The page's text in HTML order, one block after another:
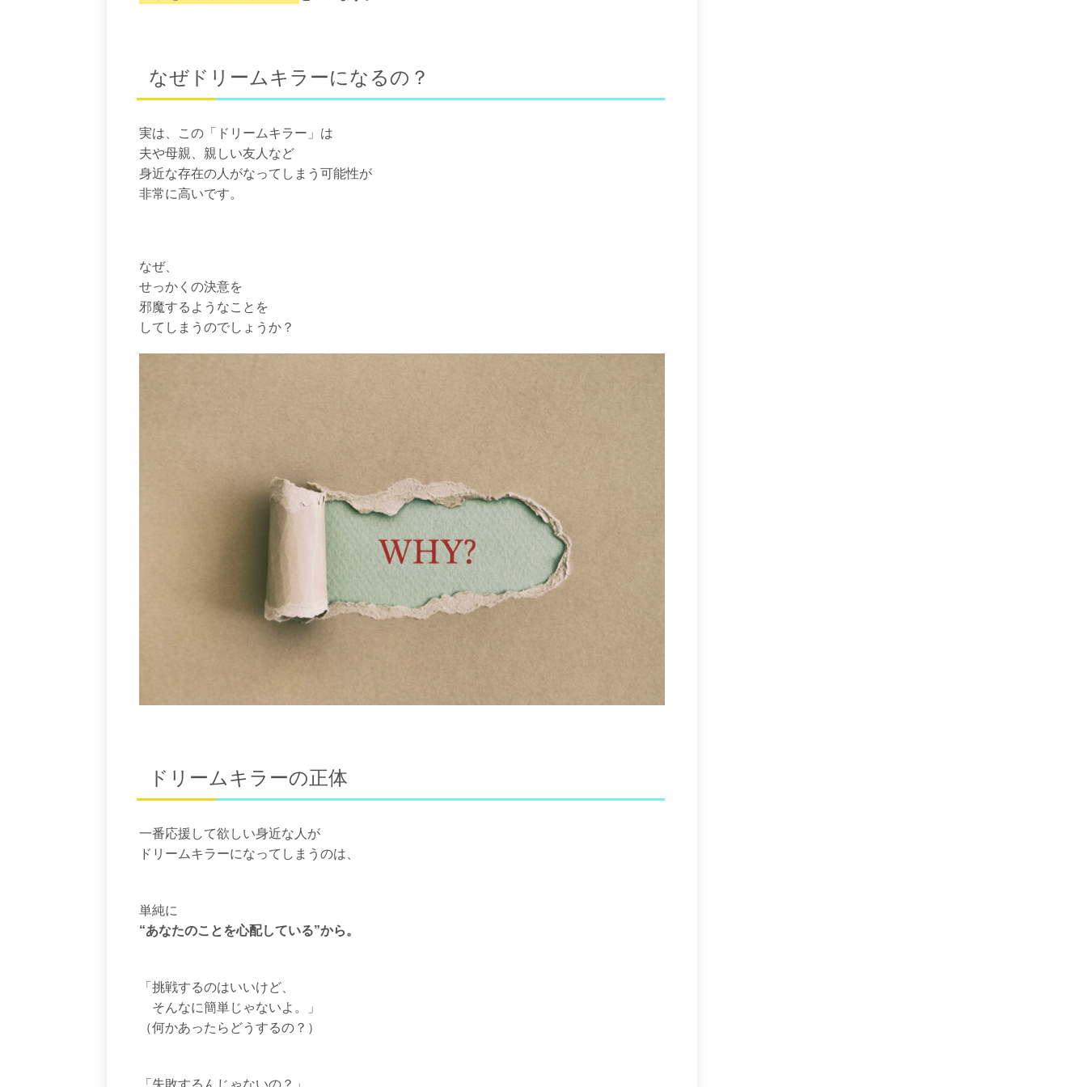
なぜドリームキラーになるの？
実は、この「ドリームキラー」は
夫や母親、親しい友人など
身近な存在の人がなってしまう可能性が
非常に高いです。
なぜ、
せっかくの決意を
邪魔するようなことを
してしまうのでしょうか？
ドリームキラーの正体
一番応援して欲しい身近な人が
ドリームキラーになってしまうのは、
単純に
“あなたのことを心配している”から。
「挑戦するのはいいけど、
そんなに簡単じゃないよ。」
（何かあったらどうするの？）
「失敗するんじゃないの？」